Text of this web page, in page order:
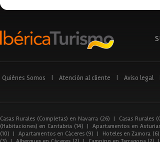
Quiénes Somos Atención al cliente Aviso legal
Casas Rurales (Completas) en Navarra (26) | Casas Rurales
(Habitaciones) en Cantabria (14)
| Apartamentos en
(10)
| Apartamentos en Cáceres (9) | Hoteles en Zamora (6)